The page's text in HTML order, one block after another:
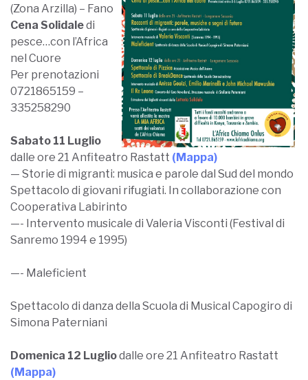
(Zona Arzilla) – Fano
Cena Solidaledi
pesce…con l’Africa
nel Cuore
Per prenotazioni
0721865159 –
335258290
Sabato 11 Luglio
dalle ore 21 Anfiteatro Rastatt (Mappa)
— Storie di migranti: musica e parole dal Sud del mondo
Spettacolo di giovani rifugiati. In collaborazione con
Cooperativa Labirinto
—- Intervento musicale di Valeria Visconti (Festival di
Sanremo 1994 e 1995)
—- Maleficient
Spettacolo di danza della Scuola di Musical Capogiro di
Simona Paterniani
Domenica 12 Lugliodalle ore 21 Anfiteatro Rastatt
(Mappa)